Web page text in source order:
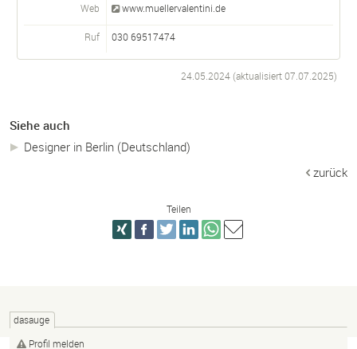
Web www.muellervalentini.de
Ruf 030 69517474
24.05.2024 (aktualisiert07.07.2025)
Siehe auch
Designer in Berlin (Deutschland)
zurück
Teilen
dasauge
Profil melden